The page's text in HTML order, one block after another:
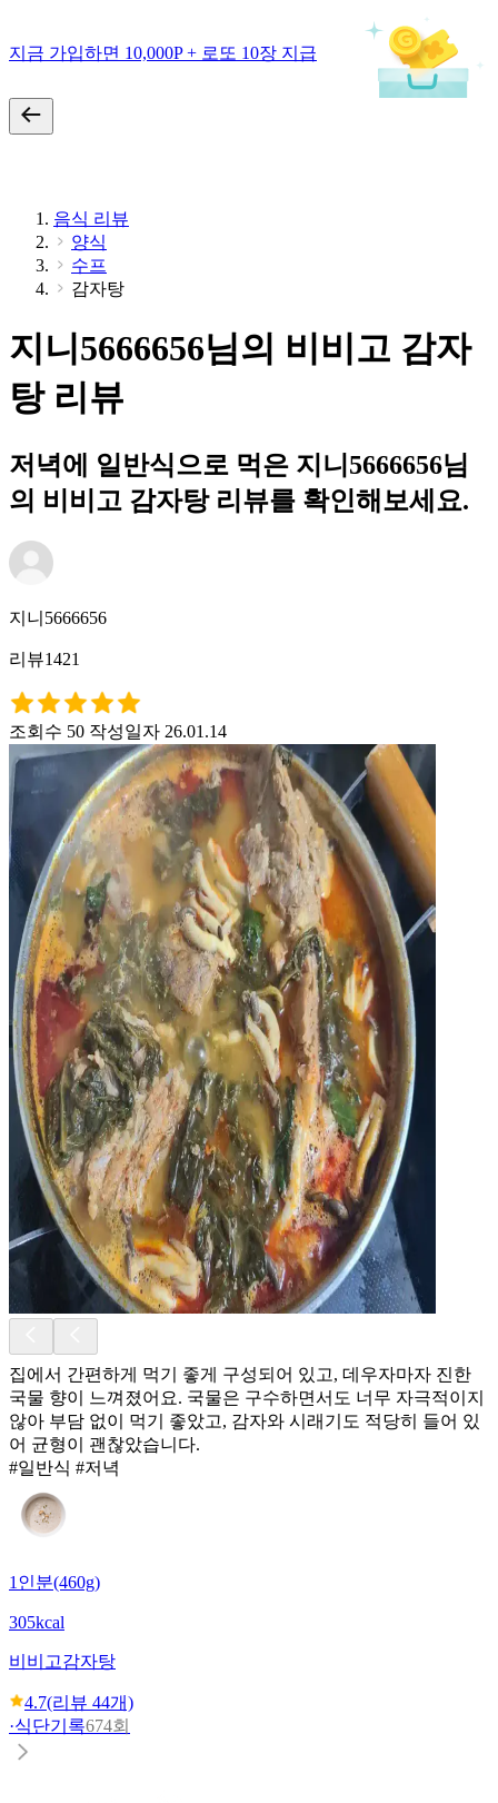
지금 가입하면 10,000P + 로또 10장 지급
음식 리뷰
양식
수프
감자탕
지니5666656님의 비비고 감자
탕 리뷰
저녁에 일반식으로 먹은 지니5666656님
의 비비고 감자탕 리뷰를 확인해보세요.
지니5666656
리뷰1421
조회수 50 작성일자 26.01.14
집에서 간편하게 먹기 좋게 구성되어 있고, 데우자마자 진한
국물 향이 느껴졌어요. 국물은 구수하면서도 너무 자극적이지
않아 부담 없이 먹기 좋았고, 감자와 시래기도 적당히 들어 있
어 균형이 괜찮았습니다.
#일반식 #저녁
1인분(460g)
305kcal
비비고감자탕
4.7(리뷰 44개)
·식단기록674회